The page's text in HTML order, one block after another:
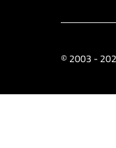
© 2003 -